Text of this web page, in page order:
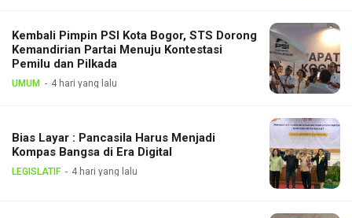
Kembali Pimpin PSI Kota Bogor, STS Dorong
Kemandirian Partai Menuju Kontestasi
Pemilu dan Pilkada
UMUM 4 hari yang lalu
Bias Layar : Pancasila Harus Menjadi
Kompas Bangsa di Era Digital
LEGISLATIF 4 hari yang lalu